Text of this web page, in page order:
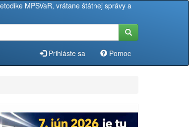
MPSVaR, vrátane štátnej správy a
Prihláste sa Pomoc